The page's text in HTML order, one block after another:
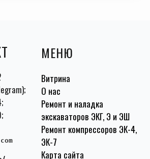
МЕНЮ
Витрина
О нас
Ремонт и наладка
экскаваторов ЭКГ, Э и ЭШ
Ремонт компрессоров ЭК-4,
ЭК-7
Карта сайта